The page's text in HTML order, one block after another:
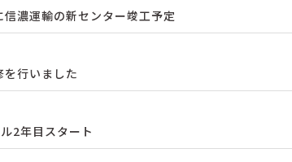
濃運輸の新センター竣工予定
行いました
2年目スタート